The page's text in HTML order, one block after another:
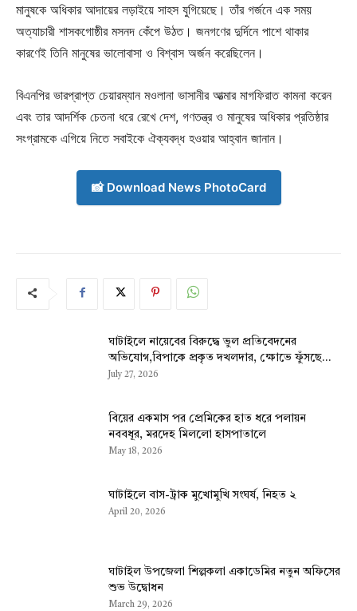
মানুষকে অধিকার আদায়ের লড়াইয়ে সাহস যুগিয়েছে। তাঁর গর্জনে এক সময়
অত্যাচারী শাসকগোষ্ঠীর মসনদ কেঁপে উঠত। জনগণের দুর্দিনে পাশে থাকার
কারণেই তিনি মানুষের ভালোবাসা ও বিশ্বাস অর্জন করেছিলেন।
বিএনপির ভারপ্রাপ্ত চেয়ারম্যান মওলানা ভাসানীর আত্মার মাগফিরাত কামনা করেন
এবং তার আদর্শিক চেতনা ধরে রেখে দেশ, গণতন্ত্র ও মানুষের অধিকার প্রতিষ্ঠার
সংগ্রামকে এগিয়ে নিতে সবাইকে ঐক্যবদ্ধ হওয়ার আহ্বান জানান।
📸 Download News PhotoCard
ঘাটাইলে নায়েবের বিরুদ্ধে ভুল প্রতিবেদনের
অভিযোগ,বিপাকে প্রকৃত দখলদার, ক্ষোভে ফুঁসছে...
July 27, 2026
বিয়ের একমাস পর প্রেমিকের হাত ধরে পলায়ন
নববধূর, মরদেহ মিললো হাসপাতালে
May 18, 2026
ঘাটাইলে বাস-ট্রাক মুখোমুখি সংঘর্ষ, নিহত ২
April 20, 2026
ঘাটাইল উপজেলা শিল্পকলা একাডেমির নতুন অফিসের
শুভ উদ্বোধন
March 29, 2026